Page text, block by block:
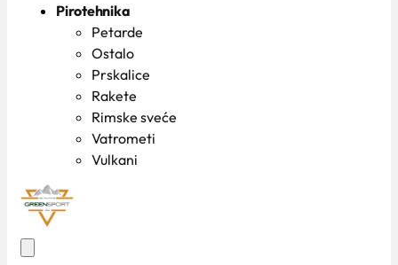
Pirotehnika
Petarde
Ostalo
Prskalice
Rakete
Rimske sveće
Vatrometi
Vulkani